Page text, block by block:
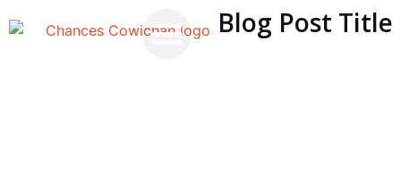
Blog Post Title